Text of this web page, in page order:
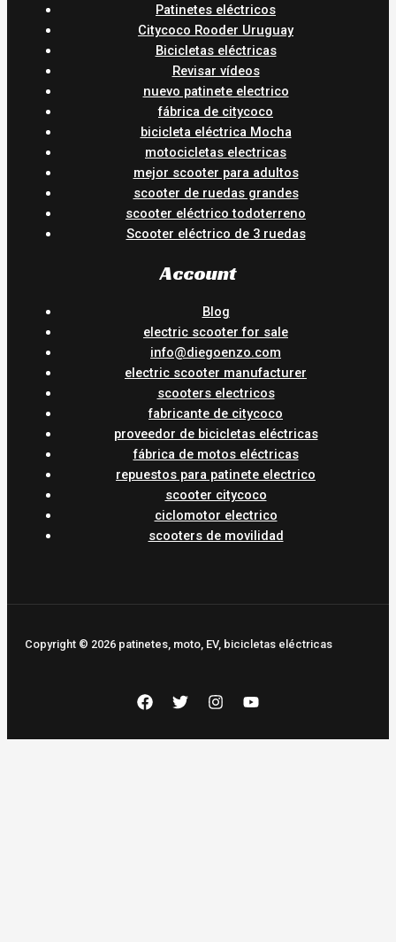
Patinetes eléctricos
Citycoco Rooder Uruguay
Bicicletas eléctricas
Revisar vídeos
nuevo patinete electrico
fábrica de citycoco
bicicleta eléctrica Mocha
motocicletas electricas
mejor scooter para adultos
scooter de ruedas grandes
scooter eléctrico todoterreno
Scooter eléctrico de 3 ruedas
Account
Blog
electric scooter for sale
info@diegoenzo.com
electric scooter manufacturer
scooters electricos
fabricante de citycoco
proveedor de bicicletas eléctricas
fábrica de motos eléctricas
repuestos para patinete electrico
scooter citycoco
ciclomotor electrico
scooters de movilidad
Copyright © 2026 patinetes, moto, EV, bicicletas eléctricas